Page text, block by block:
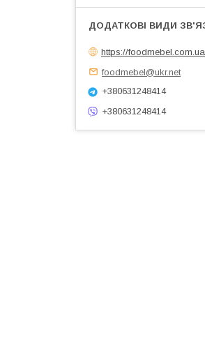
https://foodmebel.com.ua
foodmebel@ukr.net
+380631248414
+380631248414